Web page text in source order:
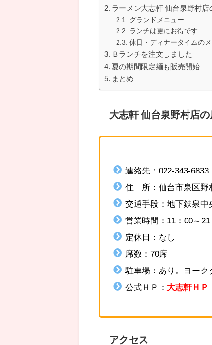
ラーメン大志軒 仙台泉野村店
グランドメニュー
ランチは更にお得です
休日・ディナータイムの
Ｂランチを注文しました
夏の期間限定麺も販売開始
まとめ
大志軒 仙台泉野村店の
連絡先：022-343-6833
住 所：仙台市泉区野
交通手段：地下鉄泉中
営業時間：11：00～21
定休日：なし
席数：70席
駐車場：あり。ヨーク
公式ＨＰ： 大志軒ＨＰ
アクセス